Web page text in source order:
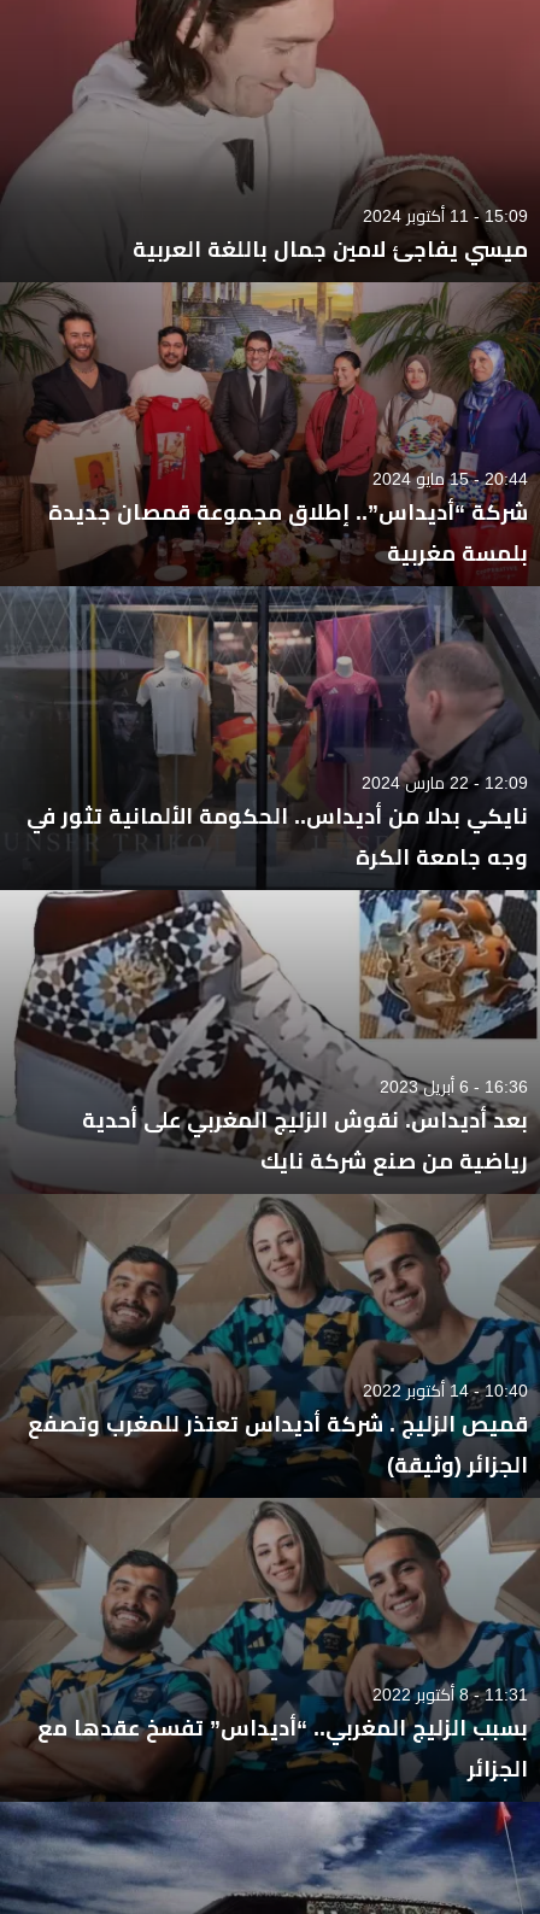
15:09 - 11 أكتوبر 2024
ميسي يفاجئ لامين جمال باللغة العربية
20:44 - 15 مايو 2024
شركة “أديداس”.. إطلاق مجموعة قمصان جديدة
بلمسة مغربية
12:09 - 22 مارس 2024
نايكي بدلا من أديداس.. الحكومة الألمانية تثور في
وجه جامعة الكرة
16:36 - 6 أبريل 2023
بعد أديداس. نقوش الزليج المغربي على أحدية
رياضية من صنع شركة نايك
10:40 - 14 أكتوبر 2022
قميص الزليج . شركة أديداس تعتذر للمغرب وتصفع
الجزائر (وثيقة)
11:31 - 8 أكتوبر 2022
بسبب الزليج المغربي.. “أديداس” تفسخ عقدها مع
الجزائر